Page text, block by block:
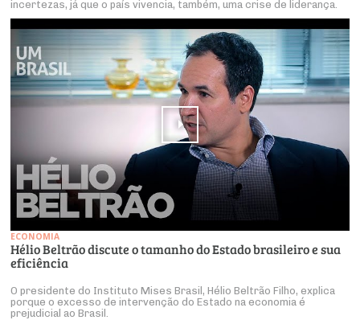
incertezas, já que o país vivencia, também, uma crise de liderança.
ECONOMIA
Hélio Beltrão discute o tamanho do Estado brasileiro e sua
eficiência
O presidente do Instituto Mises Brasil, Hélio Beltrão Filho, explica
porque o excesso de intervenção do Estado na economia é
prejudicial ao Brasil.